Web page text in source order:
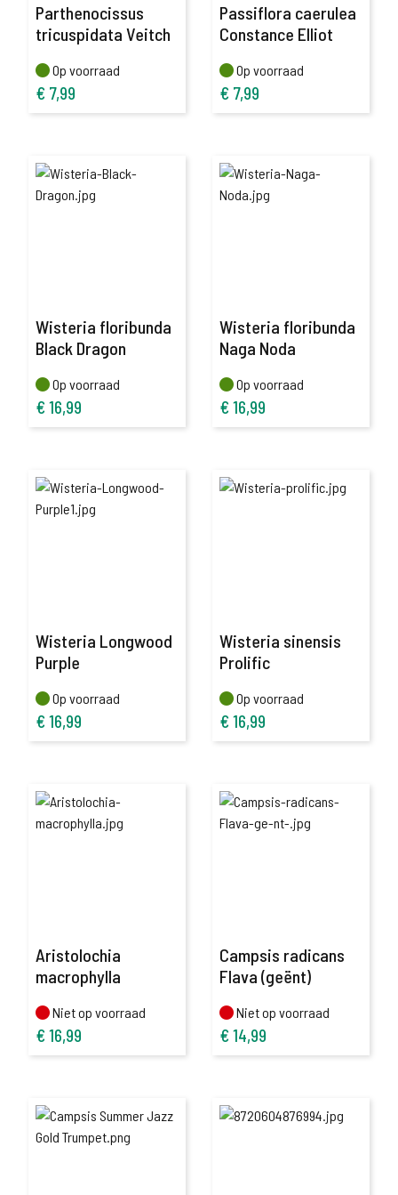
Parthenocissus
tricuspidata Veitch
Op voorraad
Op voorraad
€ 7,99
Passiflora caerulea
Constance Elliot
Op voorraad
Op voorraad
€ 7,99
Wisteria floribunda
Black Dragon
Op voorraad
Op voorraad
€ 16,99
Wisteria floribunda
Naga Noda
Op voorraad
Op voorraad
€ 16,99
Wisteria Longwood
Purple
Op voorraad
Op voorraad
€ 16,99
Wisteria sinensis
Prolific
Op voorraad
Op voorraad
€ 16,99
Aristolochia
macrophylla
Niet op voorraad
Niet op voorraad
€ 16,99
Campsis radicans
Flava (geënt)
Niet op voorraad
Niet op voorraad
€ 14,99